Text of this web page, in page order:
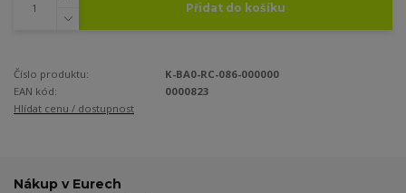
Přidat do košíku
Číslo produktu:
K-BA0-RC-086-000000
EAN kód:
0000823
Hlídat cenu / dostupnost
Nákup v Eurech